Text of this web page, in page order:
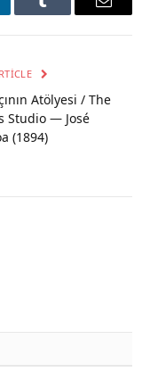
Tumblr Email
Atölyesi / The
Studio — José
(1894)